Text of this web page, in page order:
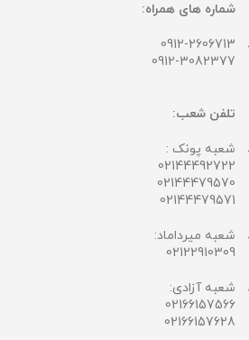
شماره های همراه:
0912-2606713
0912-3082377
تلفن شعب:
شعبه پونک :
02144492722
02144479570
02144479571
شعبه میرداماد:
02122910309
شعبه آزادی:
02166157566
02166157628